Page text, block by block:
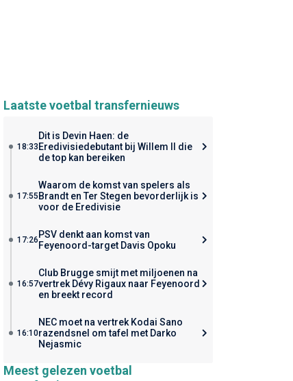
Laatste voetbal transfernieuws
18:33
Dit is Devin Haen: de
Eredivisiedebutant bij Willem II die
de top kan bereiken
17:55
Waarom de komst van spelers als
Brandt en Ter Stegen bevorderlijk is
voor de Eredivisie
17:26 PSV denkt aan komst van
Feyenoord-target Davis Opoku
16:57
Club Brugge smijt met miljoenen na
vertrek Dévy Rigaux naar Feyenoord
en breekt record
16:10
NEC moet na vertrek Kodai Sano
razendsnel om tafel met Darko
Nejasmic
Meest gelezen voetbal